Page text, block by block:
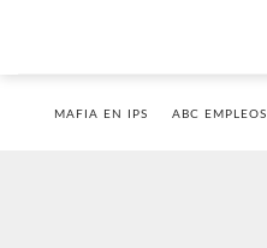
MAFIA EN IPS ABC EMPLEOS